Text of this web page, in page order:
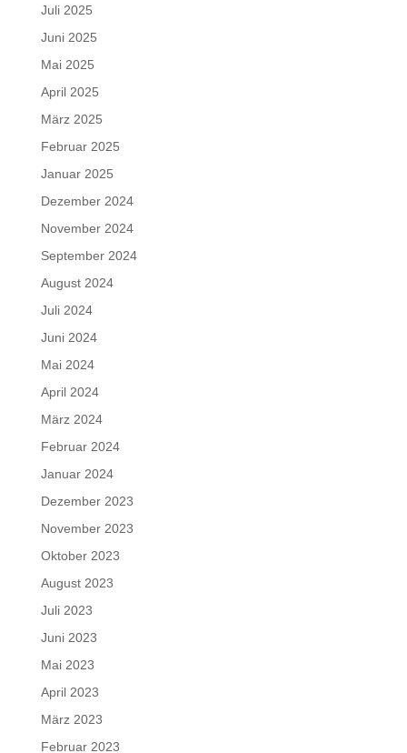
Juli 2025
Juni 2025
Mai 2025
April 2025
März 2025
Februar 2025
Januar 2025
Dezember 2024
November 2024
September 2024
August 2024
Juli 2024
Juni 2024
Mai 2024
April 2024
März 2024
Februar 2024
Januar 2024
Dezember 2023
November 2023
Oktober 2023
August 2023
Juli 2023
Juni 2023
Mai 2023
April 2023
März 2023
Februar 2023